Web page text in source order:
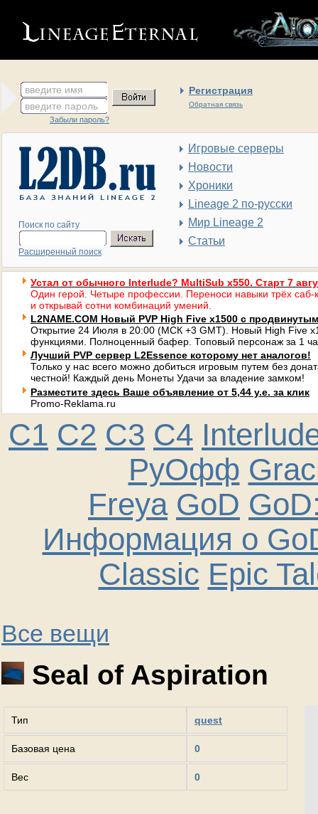
введите имя Регистрация
Обратная связь
введите пароль
Забыли пароль?
Поиск по сайту
Расширенный поиск
Игровые серверы
Новости
Хроники
Lineage 2 по-русски
Мир Lineage 2
Статьи
Устал от обычного Interlude? MultiSub x550. Старт 7
Один герой. Четыре профессии. Переноси навыки трёх саб-
и открывай сотни комбинаций умений.
L2NAME.COM Новый PVP High Five x1500 с
Открытие 24 Июля в 20:00 (МСК +3 GMT). Новый High Five
функциями. Полноценный бафер. Топовый персонаж за 1
Лучший PVP сервер L2Essence которому нет аналогов!
Только у нас всего можно добиться игровым путем без
честной! Каждый день Монеты Удачи за владение замком!
Разместите здесь Ваше объявление от 5,44 у.е. за клик
Promo-Reklama.ru
C1 C2 C3 C4
РуОфф
Freya GoD
Информация о
Classic Epic
Все вещи
Seal of Aspiration
Тип quest
Базовая цена 0
Вес 0